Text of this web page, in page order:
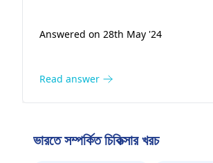
সাধারণত, অ্যাজিথ্রোমাইসিন বা ডক্সিসাইক্লিনের
অ্যান্টিবায়োটিকগুলি ক্ল্যামাইডিয়া নিরাময়ের জন্য
তাহলে পরীক্ষা করা এবং চিকিত্সা করা গুরুত্বপূর্ণ যাতে
Answered on 28th May '24
Read answer
ভারতে সম্পর্কিত চিকিত্সার খরচ